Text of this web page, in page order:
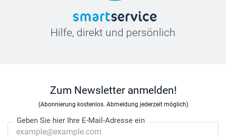
Hilfe, direkt und persönlich
Zum Newsletter anmelden!
(Abonnierung kostenlos. Abmeldung jederzeit möglich)
Geben Sie hier Ihre E-Mail-Adresse ein